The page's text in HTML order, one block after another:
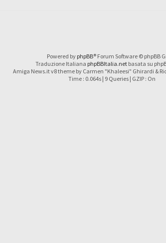
Powered by phpBB® Forum Software © phpBB
Traduzione Italiana phpBBItalia.netbasata su
Amiga News.it v8 theme by Carmen "Khaleesi" Ghirardi &
Time : 0.064s | 9 Queries | GZIP : On